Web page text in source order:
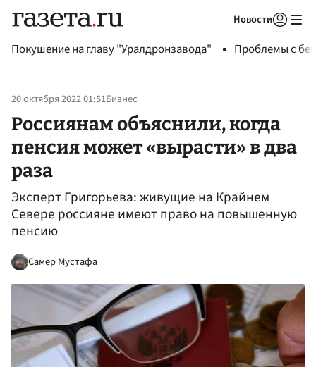
Новости
Покушение на главу "Уралдронзавода" Проблемы с
20 октября 2022 01:51Бизнес
Россиянам объяснили, когда
пенсия может «вырасти» в два
раза
Эксперт Григорьева: живущие на Крайнем
Севере россияне имеют право на повышенную
пенсию
Самер Мустафа